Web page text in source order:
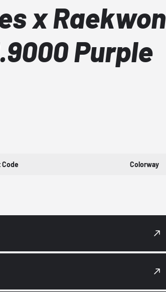
x Raekwon
Purple
Code Colorway